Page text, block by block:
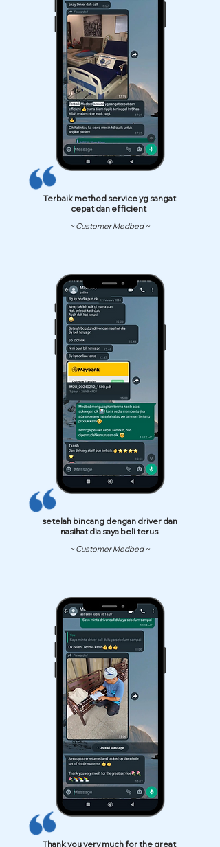
Terbaik method service yg sangat
cepat dan efficient
~ Customer Medbed ~
setelah bincang dengan driver dan
nasihat dia saya beli terus
~ Customer Medbed ~
Thank you very much for the great